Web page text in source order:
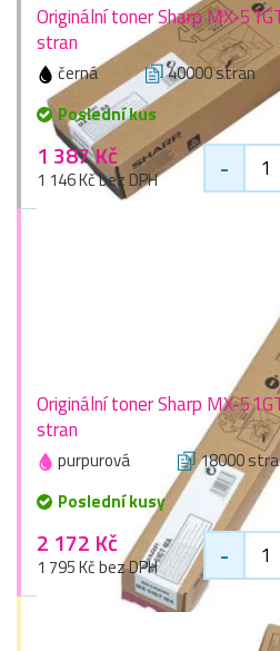
Originální toner Sharp MX-
stran
černá 40000 stran
Poslední kus
1 387 Kč
1 146 Kč bez DPH -
Originální toner Sharp MX-
stran
purpurová 18000
Poslední kusy
2 172 Kč
1 795 Kč bez DPH -